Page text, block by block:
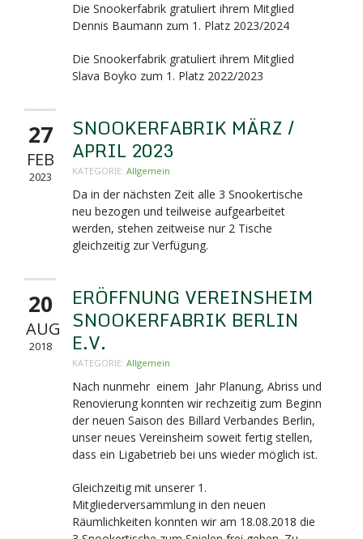
Die Snookerfabrik gratuliert ihrem Mitglied
Dennis Baumann zum 1. Platz 2023/2024
Die Snookerfabrik gratuliert ihrem Mitglied
Slava Boyko zum 1. Platz 2022/2023
27
FEB
2023
SNOOKERFABRIK MÄRZ /
APRIL 2023
KATEGORIE: Allgemein
Da in der nächsten Zeit alle 3 Snookertische
neu bezogen und teilweise aufgearbeitet
werden, stehen zeitweise nur 2 Tische
gleichzeitig zur Verfügung.
20
AUG
2018
ERÖFFNUNG VEREINSHEIM
SNOOKERFABRIK BERLIN
E.V.
KATEGORIE: Allgemein
Nach nunmehr einem Jahr Planung, Abriss und
Renovierung konnten wir rechzeitig zum Beginn
der neuen Saison des Billard Verbandes Berlin,
unser neues Vereinsheim soweit fertig stellen,
dass ein Ligabetrieb bei uns wieder möglich ist.
Gleichzeitig mit unserer 1.
Mitgliederversammlung in den neuen
Räumlichkeiten konnten wir am 18.08.2018 die